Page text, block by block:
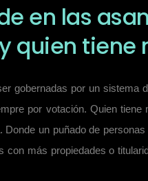
en las
quien tiene
gobernadas por un sistema
por votación. Quien
un puñado de
más propiedades o